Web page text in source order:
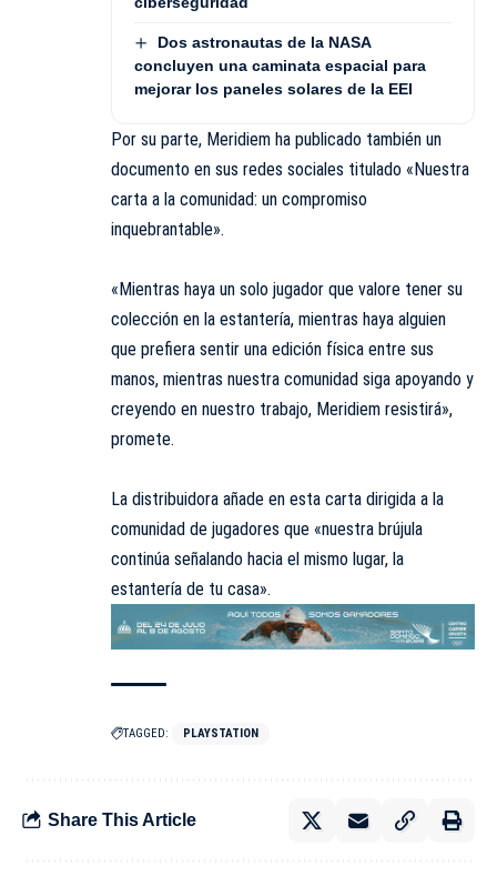
Dos astronautas de la NASA
concluyen una caminata espacial para
mejorar los paneles solares de la EEI
Por su parte, Meridiem ha publicado también un
documento en sus redes sociales titulado «Nuestra
carta a la comunidad: un compromiso
inquebrantable».
«Mientras haya un solo jugador que valore tener su
colección en la estantería, mientras haya alguien
que prefiera sentir una edición física entre sus
manos, mientras nuestra comunidad siga apoyando y
creyendo en nuestro trabajo, Meridiem resistirá»,
promete.
La distribuidora añade en esta carta dirigida a la
comunidad de jugadores que «nuestra brújula
continúa señalando hacia el mismo lugar, la
estantería de tu casa».
TAGGED: PLAYSTATION
Share This Article